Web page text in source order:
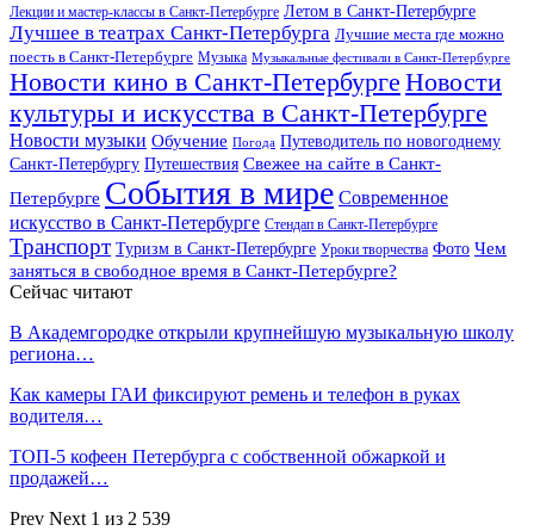
Лекции и мастер-классы в Санкт-Петербурге Летом в Санкт-Петербурге
Лучшее в театрах Санкт-Петербурга Лучшие места где можно
поесть в Санкт-Петербурге Музыка Музыкальные фестивали в Санкт-Петербурге
Новости кино в Санкт-Петербурге Новости
культуры и искусства в Санкт-Петербурге
Новости музыки Обучение Погода Путеводитель по новогоднему
Санкт-Петербургу Путешествия Свежее на сайте в Санкт-
Петербурге События в мире Современное
искусство в Санкт-Петербурге Стендап в Санкт-Петербурге
Транспорт Туризм в Санкт-Петербурге Уроки творчества Фото Чем
заняться в свободное время в Санкт-Петербурге?
Сейчас читают
В Академгородке открыли крупнейшую музыкальную школу
региона…
Как камеры ГАИ фиксируют ремень и телефон в руках
водителя…
ТОП-5 кофеен Петербурга с собственной обжаркой и
продажей…
Prev Next 1 из 2 539